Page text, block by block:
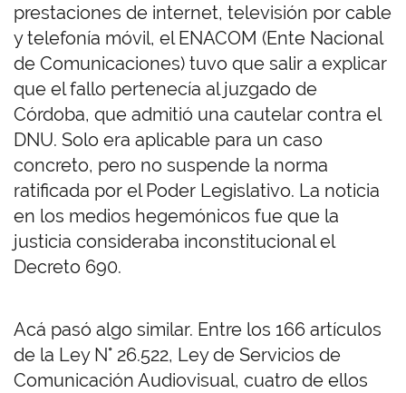
prestaciones de internet, televisión por cable
y telefonía móvil, el ENACOM (Ente Nacional
de Comunicaciones) tuvo que salir a explicar
que el fallo pertenecía al juzgado de
Córdoba, que admitió una cautelar contra el
DNU. Solo era aplicable para un caso
concreto, pero no suspende la norma
ratificada por el Poder Legislativo. La noticia
en los medios hegemónicos fue que la
justicia consideraba inconstitucional el
Decreto 690.
Acá pasó algo similar. Entre los 166 artículos
de la Ley N° 26.522, Ley de Servicios de
Comunicación Audiovisual, cuatro de ellos